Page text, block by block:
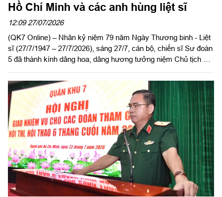
Hồ Chí Minh và các anh hùng liệt sĩ
12:09 27/07/2026
(QK7 Online) – Nhân kỷ niệm 79 năm Ngày Thương binh - Liệt
sĩ (27/7/1947 – 27/7/2026), sáng 27/7, cán bộ, chiến sĩ Sư đoàn
5 đã thành kính dâng hoa, dâng hương tưởng niệm Chủ tịch Hồ
trang Liệt sĩ Châu Thành, tỉnh Tây Ninh. Dự và chủ trì buổi lễ có
Đại tá Huỳnh Việt Lê Kha, Sư đoàn trưởng; Đại tá Trần Hoàng
Giang, Bí thư Đảng ủy, Chính ủy Sư đoàn cùng thủ trưởng các
cơ quan, đơn vị.